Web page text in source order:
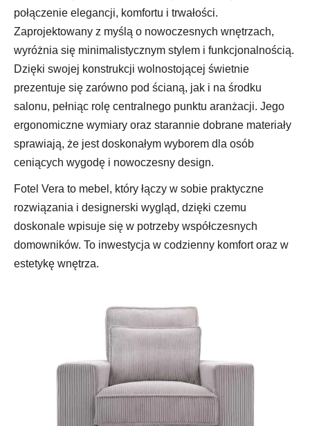
połączenie elegancji, komfortu i trwałości.
Zaprojektowany z myślą o nowoczesnych wnętrzach,
wyróżnia się minimalistycznym stylem i funkcjonalnością.
Dzięki swojej konstrukcji wolnostojącej świetnie
prezentuje się zarówno pod ścianą, jak i na środku
salonu, pełniąc rolę centralnego punktu aranżacji. Jego
ergonomiczne wymiary oraz starannie dobrane materiały
sprawiają, że jest doskonałym wyborem dla osób
ceniących wygodę i nowoczesny design.
Fotel Vera to mebel, który łączy w sobie praktyczne
rozwiązania i designerski wygląd, dzięki czemu
doskonale wpisuje się w potrzeby współczesnych
domowników. To inwestycja w codzienny komfort oraz w
estetykę wnętrza.